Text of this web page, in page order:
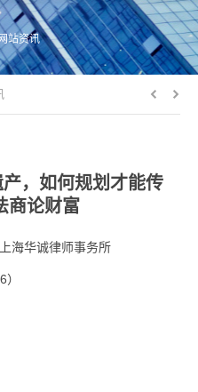
站资讯
，如何规划才能传
商论财富
海华诚律师事务所